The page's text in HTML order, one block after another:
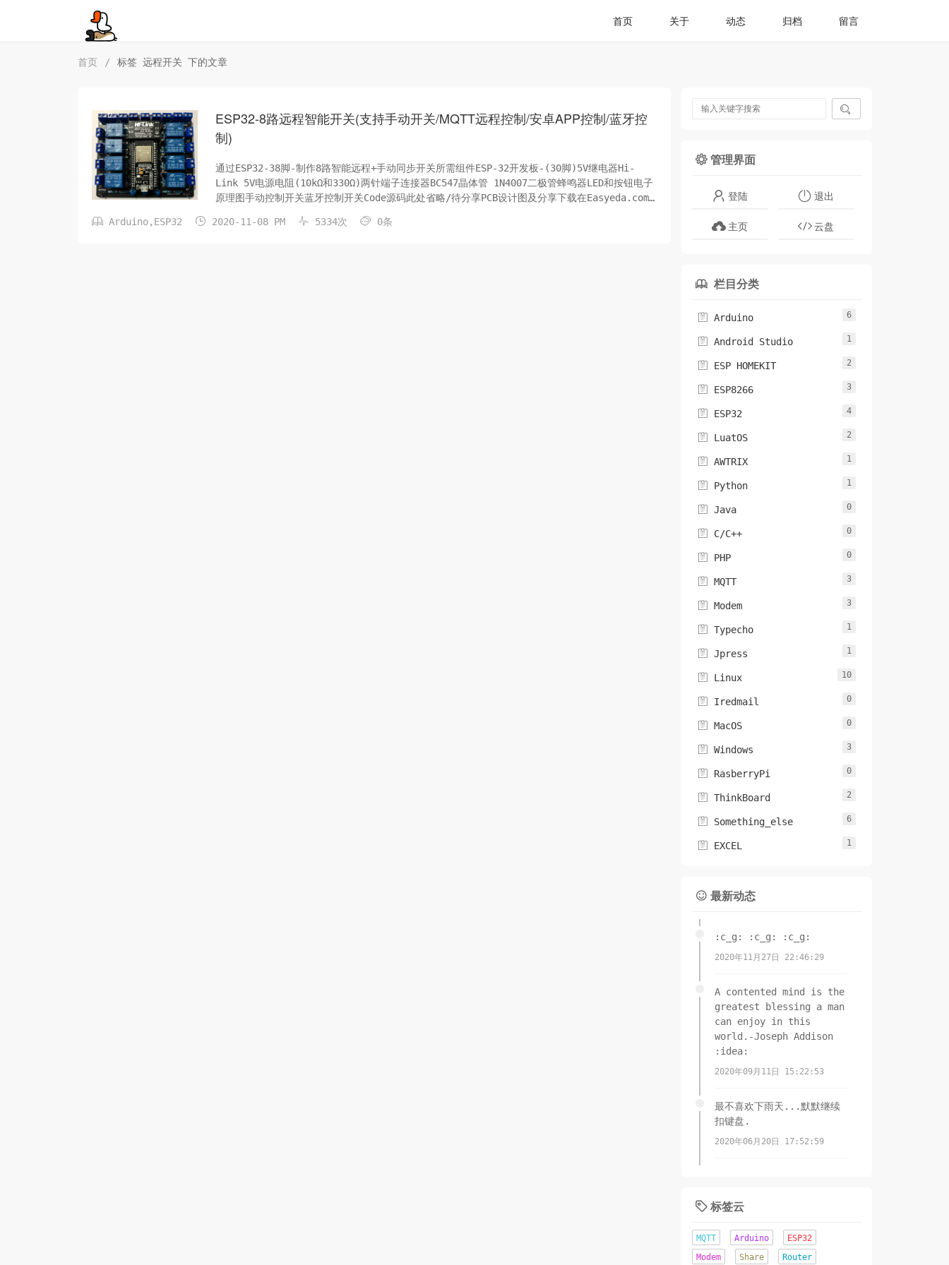
首页 关于 动态 归档 留言
首页 / 标签 远程开关 下的文章
ESP32-8路远程智能开关(支持手动开关/MQTT远程控制/安卓APP控制/蓝牙控
制)
通过ESP32-38脚-制作8路智能远程+手动同步开关所需组件ESP-32开发板-(30脚)5V继电器Hi-
Link 5V电源电阻(10kΩ和330Ω)两针端子连接器BC547晶体管 1N4007二极管蜂鸣器LED和按钮电子
原理图手动控制开关蓝牙控制开关Code源码此处省略/待分享PCB设计图及分享下载在Easyeda.com
 Arduino, ESP32  2020-11-08 PM  5334次  0条

 管理界面
登陆 退出
主页 云盘
 栏目分类
 Arduino 6
 Android Studio 1
 ESP HOMEKIT 2
 ESP8266 3
 ESP32 4
 LuatOS 2
 AWTRIX 1
 Python 1
 Java 0
 C/C++ 0
 PHP 0
 MQTT 3
 Modem 3
 Typecho 1
 Jpress 1
 Linux 10
 Iredmail 0
 MacOS 0
 Windows 3
 RasberryPi 0
 ThinkBoard 2
 Something_else 6
 EXCEL 1
 最新动态
:c_g: :c_g: :c_g:
2020年11月27日 22:46:29
A contented mind is the
greatest blessing a man
can enjoy in this
world.-Joseph Addison
:idea:
2020年09月11日 15:22:53
最不喜欢下雨天...默默继续
扣键盘.
2020年06月20日 17:52:59
2020年06月17日 21:36:26
锲而舍之，朽木不折;锲而不
舍，金石可镂.-荀子
 标签云
MQTT Arduino
ESP32
Modem
Share Router